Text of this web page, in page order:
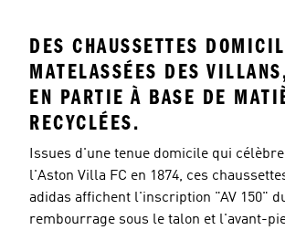
DES CHAUSSETTES
MATELASSÉES DES
EN PARTIE À BASE DE
RECYCLÉES.
Issues d'une tenue domicile qui
l'Aston Villa FC en 1874, ces
adidas affichent l'inscription "AV 150"
rembourrage sous le talon et l'avant-